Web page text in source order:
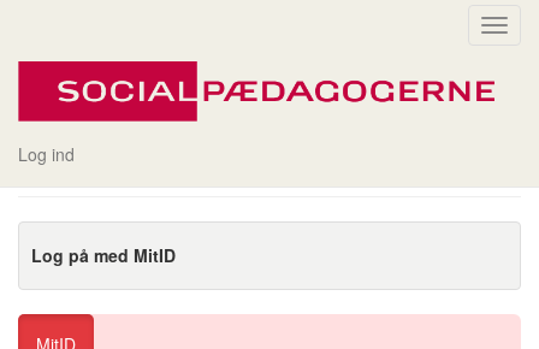
Log ind
Login
Log på med MitID
MitID